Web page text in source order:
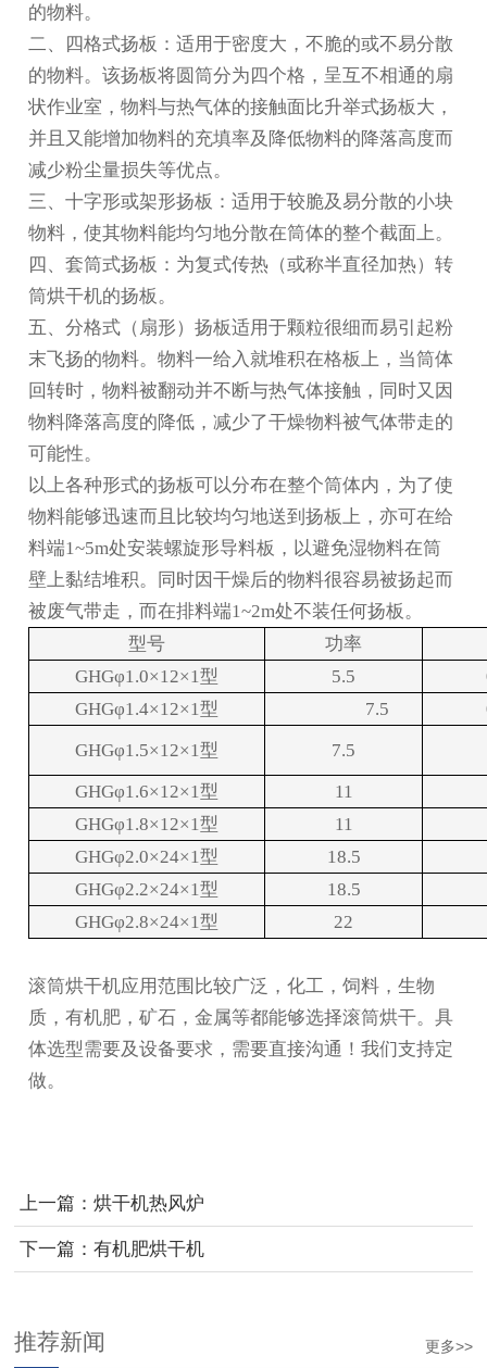
的物料。
二、四格式扬板：适用于密度大，不脆的或不易分散
的物料。该扬板将圆筒分为四个格，呈互不相通的扇
状作业室，物料与热气体的接触面比升举式扬板大，
并且又能增加物料的充填率及降低物料的降落高度而
减少粉尘量损失等优点。
三、十字形或架形扬板：适用于较脆及易分散的小块
物料，使其物料能均匀地分散在筒体的整个截面上。
四、套筒式扬板：为复式传热（或称半直径加热）转
筒烘干机的扬板。
五、分格式（扇形）扬板适用于颗粒很细而易引起粉
末飞扬的物料。物料一给入就堆积在格板上，当筒体
回转时，物料被翻动并不断与热气体接触，同时又因
物料降落高度的降低，减少了干燥物料被气体带走的
可能性。
以上各种形式的扬板可以分布在整个筒体内，为了使
物料能够迅速而且比较均匀地送到扬板上，亦可在给
料端1~5m处安装螺旋形导料板，以避免湿物料在筒
壁上黏结堆积。同时因干燥后的物料很容易被扬起而
被废气带走，而在排料端1~2m处不装任何扬板。
型号
功率
GHGφ1.0×12×1型
5.5
GHGφ1.4×12×1型
7.5
GHGφ1.5×12×1型
7.5
GHGφ1.6×12×1型
11
GHGφ1.8×12×1型
11
GHGφ2.0×24×1型
18.5
GHGφ2.2×24×1型
18.5
GHGφ2.8×24×1型
22
滚筒烘干机应用范围比较广泛，化工，饲料，生物
质，有机肥，矿石，金属等都能够选择滚筒烘干。具
体选型需要及设备要求，需要直接沟通！我们支持定
做。
上一篇： 烘干机热风炉
下一篇： 有机肥烘干机
更多>>
推荐新闻